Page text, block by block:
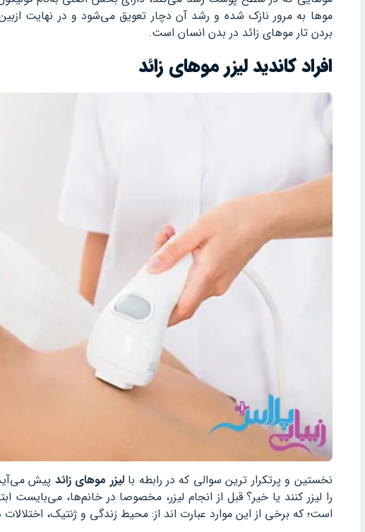
موها به مرور نازک شده و رشد آن دچار تعویق می‌شود و در نهایت
بردن تار موهای زائد در بدن انسان است.
افراد کاندید لیزر موهای زائد
نخستین و پرتکرار ترین سوالی که در رابطه با لیزر موهای زائد پیش
را لیزر کنند یا خیر؟ قبل از انجام لیزر، مخصوصا در خانم‌ها،
است؛ که برخی از این موارد عبارت اند از: محیط زندگی و ژنتیک،